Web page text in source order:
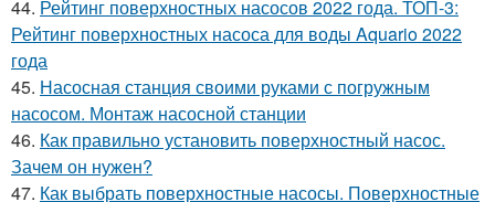
44. Рейтинг поверхностных насосов 2022 года. ТОП-3:
Рейтинг поверхностных насоса для воды Aquario 2022
года
45. Насосная станция своими руками с погружным
насосом. Монтаж насосной станции
46. Как правильно установить поверхностный насос.
Зачем он нужен?
47. Как выбрать поверхностные насосы. Поверхностные